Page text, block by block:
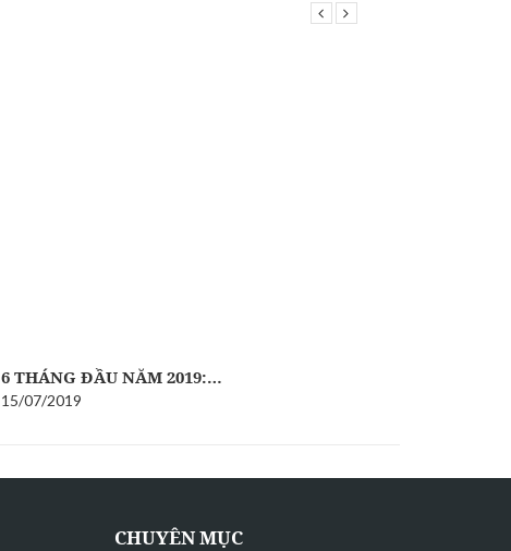
6 THÁNG ĐẦU NĂM 2019:…
15/07/2019
CHUYÊN MỤC